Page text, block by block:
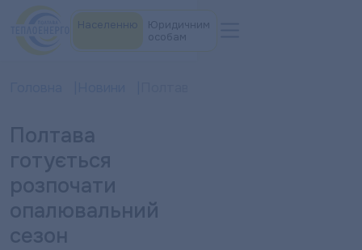
Юридичним
особам
Полтава
готується
розпочати
опалювальний
сезон